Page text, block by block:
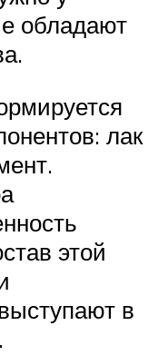
обладают
лак
этой
в